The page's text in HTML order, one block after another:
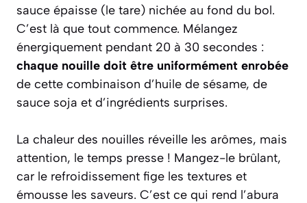
sauce épaisse (le tare) nichée au fond du bol.
C’est là que tout commence. Mélangez
énergiquement pendant 20 à 30 secondes :
chaque nouille doit être uniformément enrobée
de cette combinaison d’huile de sésame, de
sauce soja et d’ingrédients surprises.
La chaleur des nouilles réveille les arômes, mais
attention, le temps presse ! Mangez-le brûlant,
car le refroidissement fige les textures et
émousse les saveurs. C’est ce qui rend l’abura